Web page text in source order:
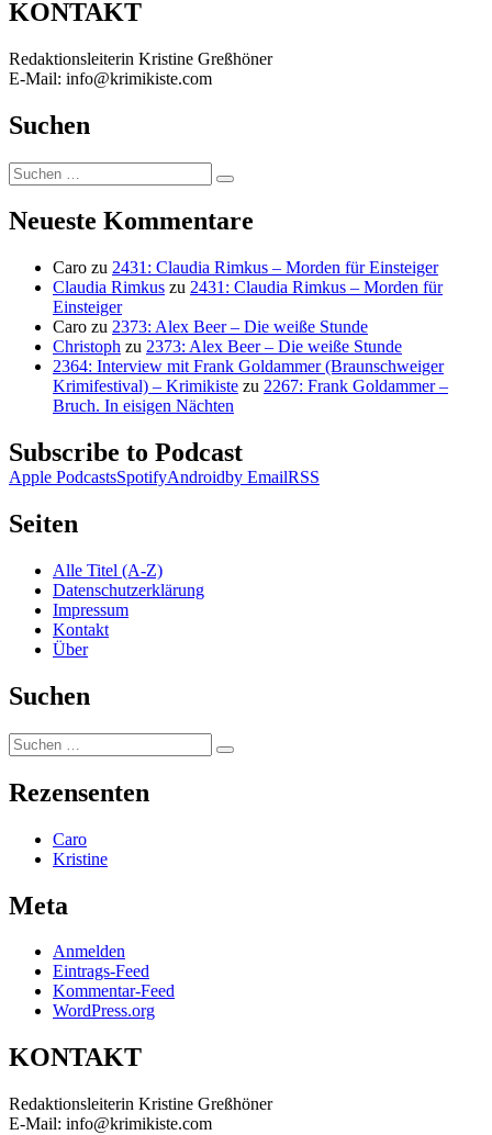
KONTAKT
Redaktionsleiterin Kristine Greßhöner
E-Mail: info@krimikiste.com
Suchen
Suchen
nach:
Suchen
Neueste Kommentare
Caro zu 2431: Claudia Rimkus – Morden für Einsteiger
Claudia Rimkus zu 2431: Claudia Rimkus – Morden für
Einsteiger
Caro zu 2373: Alex Beer – Die weiße Stunde
Christoph zu 2373: Alex Beer – Die weiße Stunde
2364: Interview mit Frank Goldammer (Braunschweiger
Krimifestival) – Krimikiste zu 2267: Frank Goldammer –
Bruch. In eisigen Nächten
Subscribe to Podcast
Apple PodcastsSpotifyAndroidby EmailRSS
Seiten
Alle Titel (A-Z)
Datenschutzerklärung
Impressum
Kontakt
Über
Suchen
Suchen
nach:
Suchen
Rezensenten
Caro
Kristine
Meta
Anmelden
Eintrags-Feed
Kommentar-Feed
WordPress.org
KONTAKT
Redaktionsleiterin Kristine Greßhöner
E-Mail: info@krimikiste.com